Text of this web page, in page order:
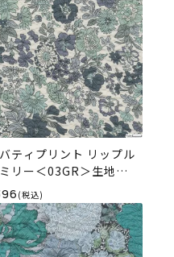
ティプリント リップル
リー＜03GR＞生地
ビーラホビーレオリジ
）2026SS
(税込)